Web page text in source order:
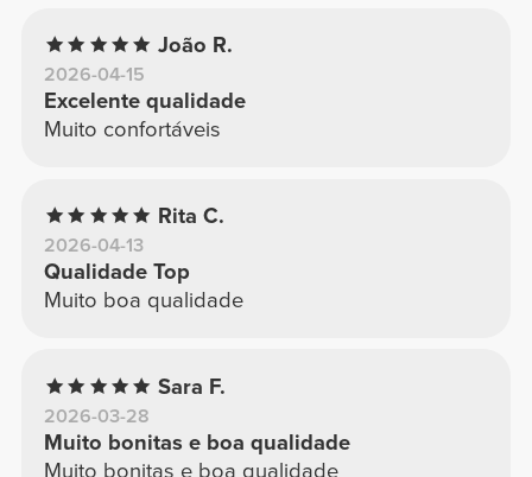
João R.
2026-04-15
Excelente qualidade
Muito confortáveis
Rita C.
2026-04-13
Qualidade Top
Muito boa qualidade
Sara F.
2026-03-28
Muito bonitas e boa qualidade
Muito bonitas e boa qualidade